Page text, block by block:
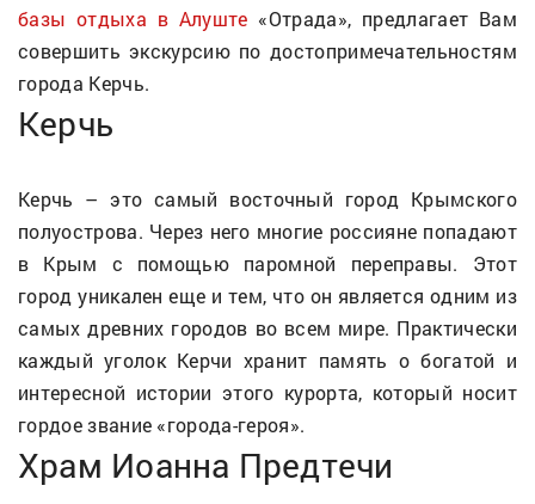
базы отдыха в Алуште «Отрада», предлагает Вам
совершить экскурсию по достопримечательностям
города Керчь.
Керчь
Керчь – это самый восточный город Крымского
полуострова. Через него многие россияне попадают
в Крым с помощью паромной переправы. Этот
город уникален еще и тем, что он является одним из
самых древних городов во всем мире. Практически
каждый уголок Керчи хранит память о богатой и
интересной истории этого курорта, который носит
гордое звание «города-героя».
Храм Иоанна Предтечи